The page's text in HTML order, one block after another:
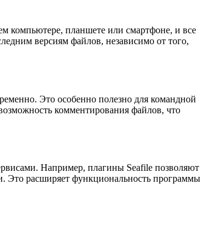
компьютере, планшете или смартфоне, и все
версиям файлов, независимо от того,
Это особенно полезно для командной
комментирования файлов, что
Например, плагины Seafile позволяют
Это расширяет функциональность программы